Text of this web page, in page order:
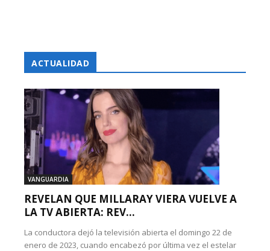
ACTUALIDAD
VANGUARDIA
REVELAN QUE MILLARAY VIERA VUELVE A
LA TV ABIERTA: REV...
La conductora dejó la televisión abierta el domingo 22 de
enero de 2023, cuando encabezó por última vez el estelar